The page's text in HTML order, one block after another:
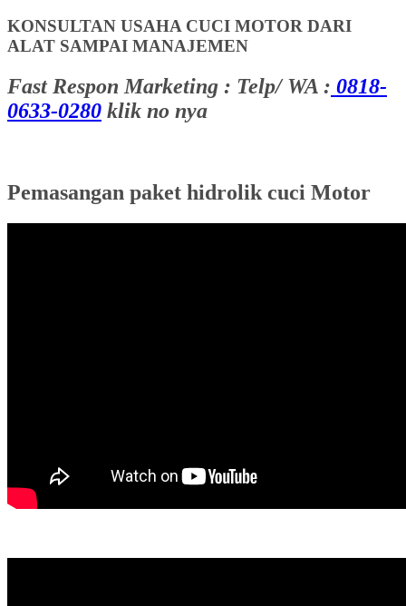
KONSULTAN USAHA CUCI MOTOR DARI
ALAT SAMPAI MANAJEMEN
Fast Respon Marketing : Telp/ WA : 0818-
0633-0280 klik no nya
Pemasangan paket hidrolik cuci Motor